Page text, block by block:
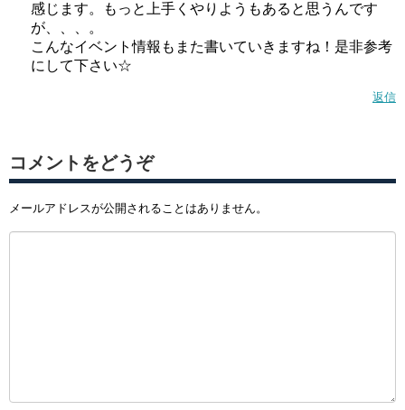
感じます。もっと上手くやりようもあると思うんです
が、、、。
こんなイベント情報もまた書いていきますね！是非参考
にして下さい☆
返信
コメントをどうぞ
メールアドレスが公開されることはありません。